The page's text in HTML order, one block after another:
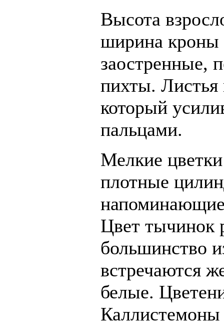
Высота
ширина кроны
заостренные,
пихты. Листья
который
пальцами.
Мелкие
плотные
Цвет тычинок
большинство
встречаются
белые.